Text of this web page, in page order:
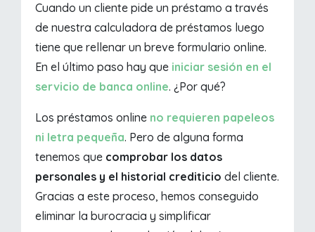
Cuando un cliente pide un préstamo a través
de nuestra calculadora de préstamos luego
tiene que rellenar un breve formulario online.
En el último paso hay que iniciar sesión en el
servicio de banca online. ¿Por qué?
Los préstamos online no requieren papeleos
ni letra pequeña. Pero de alguna forma
tenemos que comprobar los datos
personales y el historial crediticiodel cliente.
Gracias a este proceso, hemos conseguido
eliminar la burocracia y simplificar